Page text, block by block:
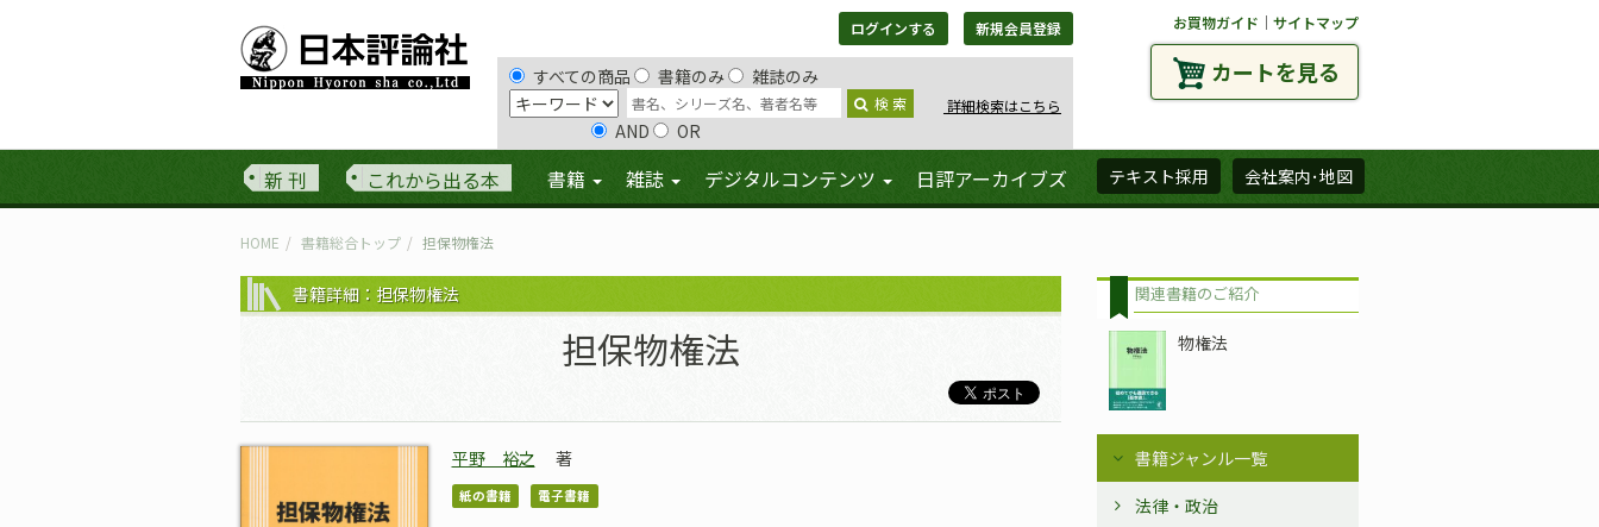
ログインする 新規会員登録
すべての商品 書籍のみ 雑誌のみ
検 索 詳細検索はこちら
AND OR
お買物ガイド ｜ サイトマップ
カートを見る
新 刊 これから出る本 書籍 雑誌 デジタルコンテンツ 日評アーカイブズ テキスト採用 会社案内･地図
HOME 書籍総合トップ 担保物権法
書籍詳細：担保物権法
担保物権法
平野 裕之 著
紙の書籍 電子書籍
関連書籍のご紹介
物権法
書籍ジャンル一覧
法律・政治